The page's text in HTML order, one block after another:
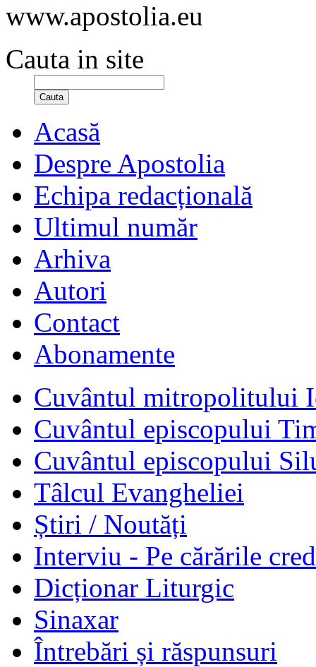
www.apostolia.eu
Cauta in site
Cauta
Acasă
Despre Apostolia
Echipa redacțională
Ultimul număr
Arhiva
Autori
Contact
Abonamente
Cuvântul mitropolitului
Cuvântul episcopului
Cuvântul episcopului
Tâlcul Evangheliei
Știri / Noutăți
Interviu - Pe cărările
Dicționar Liturgic
Sinaxar
Întrebări și răspunsuri